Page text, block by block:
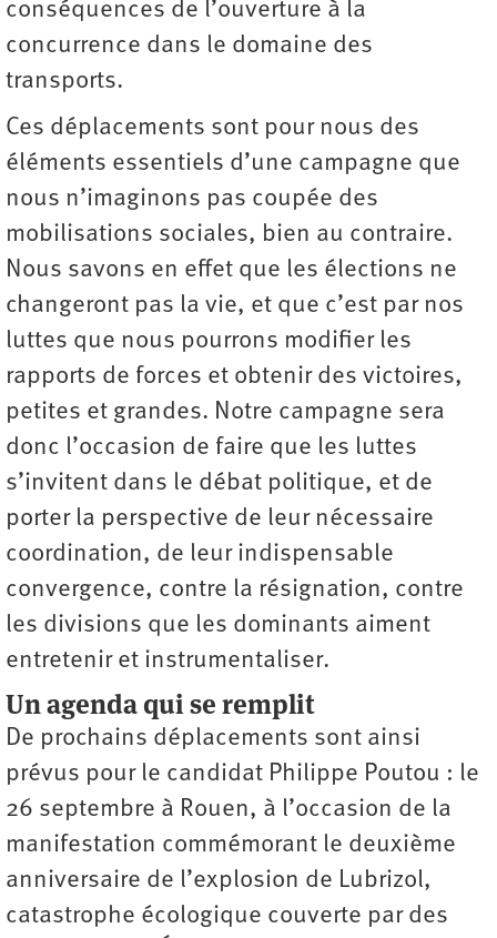
conséquences de l’ouverture à la
concurrence dans le domaine des
transports.
Ces déplacements sont pour nous des
éléments essentiels d’une campagne que
nous n’imaginons pas coupée des
mobilisations sociales, bien au contraire.
Nous savons en effet que les élections ne
changeront pas la vie, et que c’est par nos
luttes que nous pourrons modifier les
rapports de forces et obtenir des victoires,
petites et grandes. Notre campagne sera
donc l’occasion de faire que les luttes
s’invitent dans le débat politique, et de
porter la perspective de leur nécessaire
coordination, de leur indispensable
convergence, contre la résignation, contre
les divisions que les dominants aiment
entretenir et instrumentaliser.
Un agenda qui se remplit
De prochains déplacements sont ainsi
prévus pour le candidat Philippe Poutou : le
26 septembre à Rouen, à l’occasion de la
manifestation commémorant le ­deuxième
anniversaire de l’explosion de Lubrizol,
catastrophe écologique couverte par des